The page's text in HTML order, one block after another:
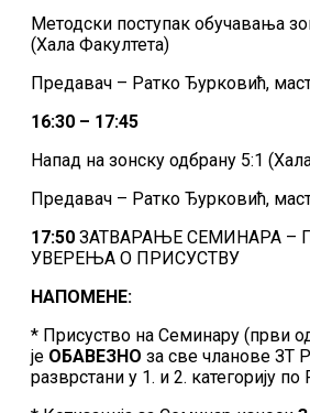
Методски поступак обучавања
(Хала Факултета)
Предавач – Ратко Ђурковић,
16:30 – 17:45
Напад на зонску одбрану 5:1
Предавач – Ратко Ђурковић,
17:50 ЗАТВАРАЊЕ СЕМИНАРА –
УВЕРЕЊА О ПРИСУСТВУ
НАПОМЕНЕ:
* Присуство на Семинару (први
је ОБАВЕЗНО за све чланове ЗТ
разврстани у 1. и 2. категорију